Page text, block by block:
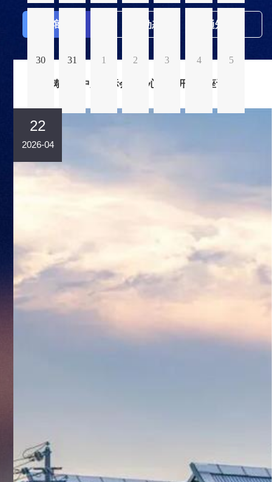
30 31 1 2 3 4 5
展馆资讯 行业动态 通知公告
田海涛调研中原国际会展中心并召开专题座谈会
22
2026-04